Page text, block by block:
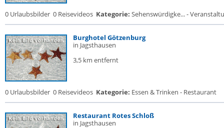
0 Urlaubsbilder 0 Reisevideos Kategorie: Sehenswürdigke... -
Burghotel Götzenburg
in Jagsthausen
3,5 km entfernt
0 Urlaubsbilder 0 Reisevideos Kategorie: Essen & Trinken - Restaurant
Restaurant Rotes Schloß
in Jagsthausen